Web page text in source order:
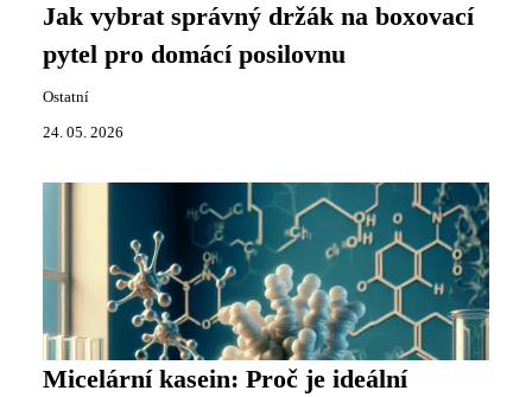
Jak vybrat správný držák na boxovací
pytel pro domácí posilovnu
Ostatní
24. 05. 2026
Micelární kasein: Proč je ideální